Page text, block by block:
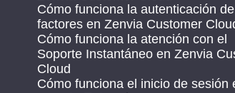
Cómo funciona la autenticación
factores en Zenvia Customer
Cómo funciona la atención con el
Soporte Instantáneo en Zenvia
Cloud
Cómo funciona el inicio de sesión